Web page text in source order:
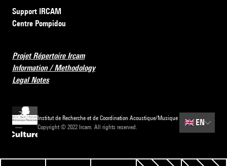
Support IRCAM
Centre Pompidou
Projet Répertoire Ircam
Information / Methodology
Legal Notes
Institut de Recherche et de Coordination Acoustique/Musique
Copyright © 2022 Ircam. All rights reserved.
🇬🇧 EN